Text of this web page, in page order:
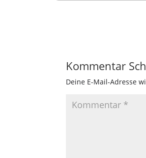
Kommentar
Deine E-Mail-Adresse